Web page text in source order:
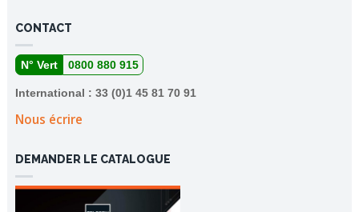
CONTACT
N° Vert 0800 880 915
International : 33 (0)1 45 81 70 91
Nous écrire
DEMANDER LE CATALOGUE